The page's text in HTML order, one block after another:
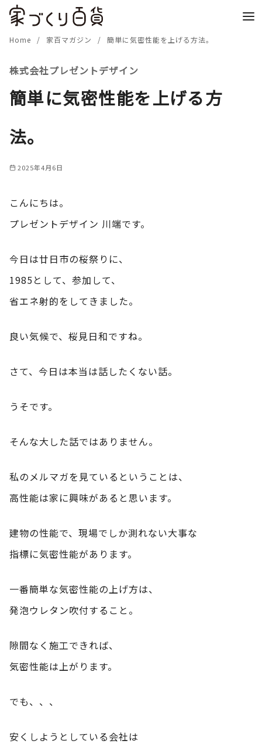
Home 家百マガジン 簡単に気密性能を上げる方法。
株式会社プレゼントデザイン
簡単に気密性能を上げる方
法。
2025年4月6日
こんにちは。
プレゼントデザイン 川端です。
今日は廿日市の桜祭りに、
1985として、参加して、
省エネ射的をしてきました。
良い気候で、桜見日和ですね。
さて、今日は本当は話したくない話。
うそです。
そんな大した話ではありません。
私のメルマガを見ているということは、
高性能は家に興味があると思います。
建物の性能で、現場でしか測れない大事な
指標に気密性能があります。
一番簡単な気密性能の上げ方は、
発泡ウレタン吹付すること。
隙間なく施工できれば、
気密性能は上がります。
でも、、、
安くしようとしている会社は